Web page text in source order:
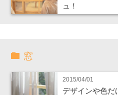
ュ！
窓
2015/04/01
デザインや色だ